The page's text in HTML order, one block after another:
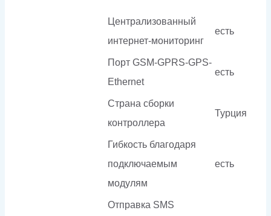
Централизованный
интернет-мониторинг
есть
Порт GSM-GPRS-GPS-
Ethernet
есть
Страна сборки
контроллера
Турция
Гибкость благодаря
подключаемым
модулям
есть
Отправка SMS